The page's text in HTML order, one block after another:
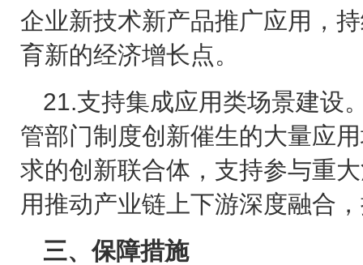
企业新技术新产品推广应用，
育新的经济增长点。
21.支持集成应用类场景建设
管部门制度创新催生的大量应
求的创新联合体，支持参与重
用推动产业链上下游深度融合
三、保障措施